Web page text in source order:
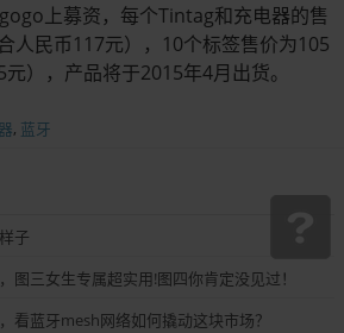
上募资，每个Tintag和充电器的售
人民币117元），10个标签售价为105
），产品将于2015年4月出货。
, 蓝牙
子
图三女生专属超实用!图四你肯定没见过！
看蓝牙mesh网络如何撬动这块市场？